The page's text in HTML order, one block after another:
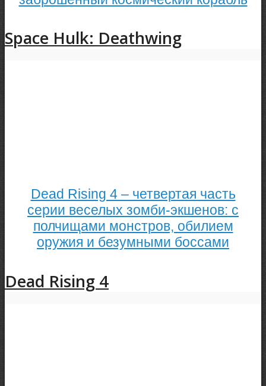
Space Hulk: Deathwing
Dead Rising 4 – четвертая часть
серии веселых зомби-экшенов: с
полчищами монстров, обилием
оружия и безумными боссами
Dead Rising 4